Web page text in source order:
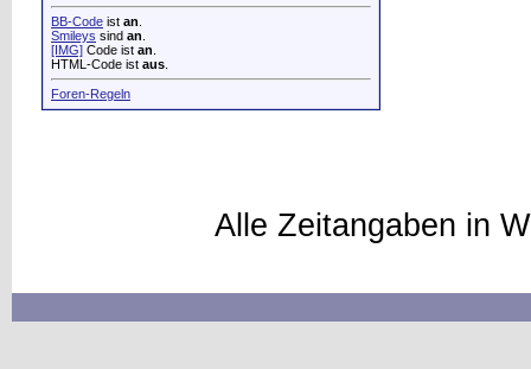
BB-Code ist an
Smileys sind an
[IMG] Code ist an
HTML-Code ist aus
Foren-Regeln
Alle Zeitangaben in